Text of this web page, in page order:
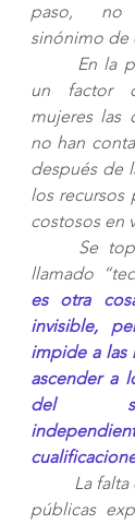
paso, no
sinónimo de
En la
un factor
mujeres las
no han
después de
los recursos
costosos en
Se
llamado
es otra
invisible,
impide a las
ascender a
del
La
públicas